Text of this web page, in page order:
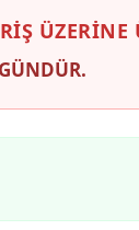
ÜZERİNE